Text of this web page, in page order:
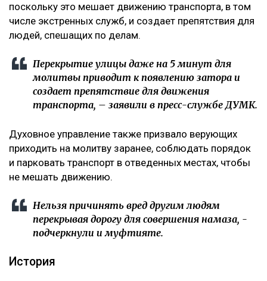
поскольку это мешает движению транспорта, в том
числе экстренных служб, и создает препятствия для
людей, спешащих по делам.
Перекрытие улицы даже на 5 минут для
молитвы приводит к появлению затора и
создает препятствие для движения
транспорта, – заявили в пресс-службе ДУМК.
Духовное управление также призвало верующих
приходить на молитву заранее, соблюдать порядок
и парковать транспорт в отведенных местах, чтобы
не мешать движению.
Нельзя причинять вред другим людям
перекрывая дорогу для совершения намаза, -
подчеркнули и муфтияте.
История